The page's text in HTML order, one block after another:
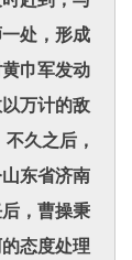
处，形成
巾军发动
万计的敌
久之后，
东省济南
，曹操秉
态度处理